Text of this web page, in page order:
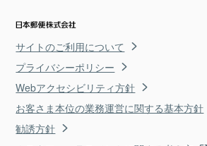
サイトのご利用について
プライバシーポリシー
Webアクセシビリティ方針
お客さま本位の業務運営に関する基本方針
勧誘方針